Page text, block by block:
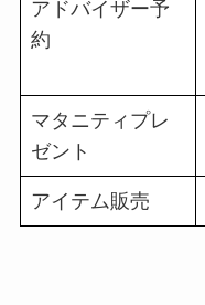
アドバイザー予
約
マタニティプレ
ゼント
アイテム販売